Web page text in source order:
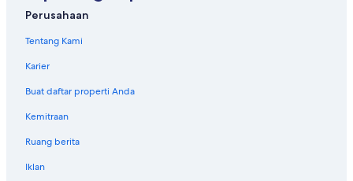
Perusahaan
Tentang Kami
Karier
Buat daftar properti Anda
Kemitraan
Ruang berita
Iklan